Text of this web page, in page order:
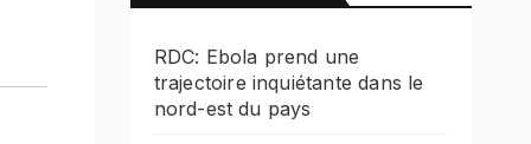
RDC: Ebola prend une
trajectoire inquiétante dans le
nord-est du pays